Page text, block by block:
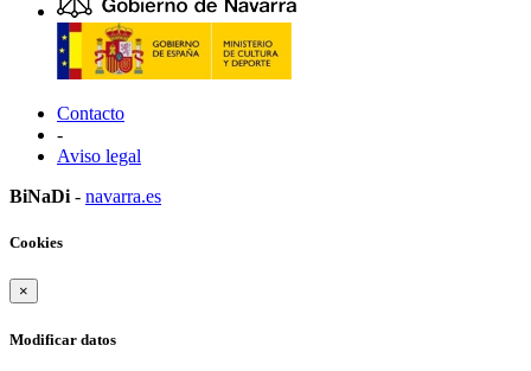
Contacto
-
Aviso legal
BiNaDi - navarra.es
Cookies
×
Modificar datos